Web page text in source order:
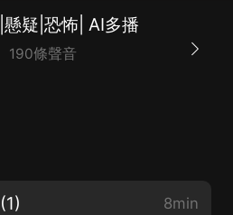
疑|恐怖| AI多播
190條聲音
8min